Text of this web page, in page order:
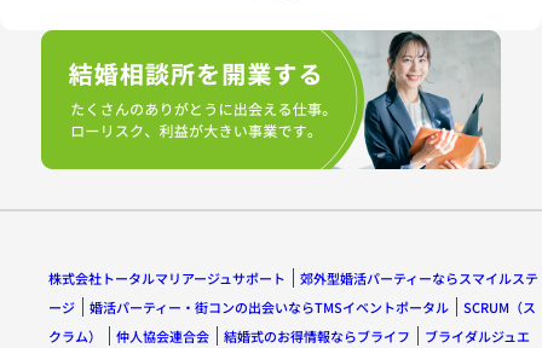
株式会社トータルマリアージュサポート
郊外型婚活パーティーならスマイルステ
ージ
婚活パーティー・街コンの出会いならTMSイベントポータル
SCRUM（ス
クラム）
仲人協会連合会 結婚式のお得情報ならブライフ
ブライダルジュエ